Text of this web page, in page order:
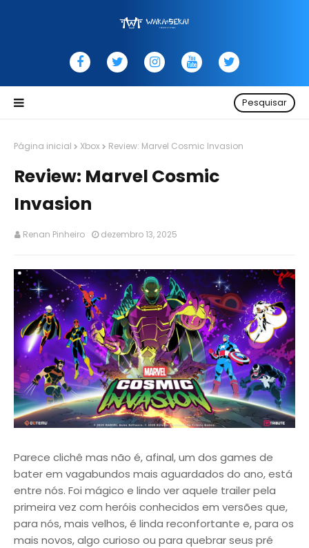
Pesquisar
Página inicial Xbox Review: Marvel Cosmic Invasion
Review: Marvel Cosmic
Invasion
Renan Pinheiro dezembro 13, 2025
Parece clichê mas não é, afinal, um dos games de
bater em vagabundos mais aguardados do ano, está
entre nós. Foi mágico e lindo ver aquele trailer pela
primeira vez com heróis conhecidos em versões que,
para nós, mais velhos, é linda reconfortante e, para os
mais novos, algo curioso ou para quebrar seus pré